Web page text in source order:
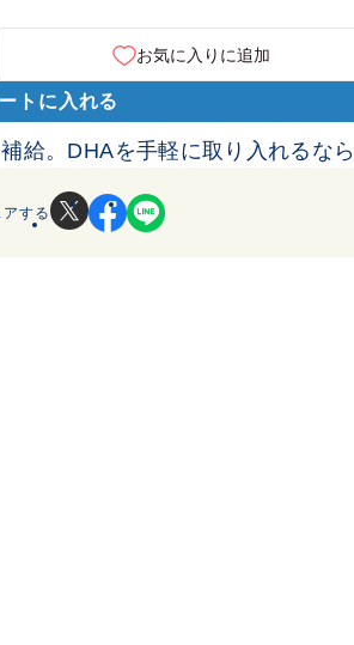
お気に入りに追加
トに入れる
給。DHAを手軽に取り入れるなら
アする